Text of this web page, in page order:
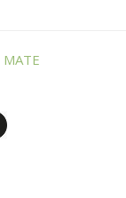
MATE